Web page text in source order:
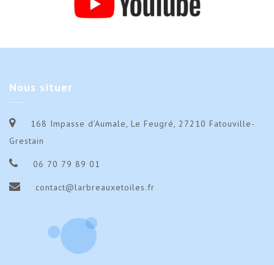
Nous situer
168 Impasse d’Aumale, Le Feugré, 27210 Fatouville-
Grestain
06 70 79 89 01
contact@larbreauxetoiles.fr